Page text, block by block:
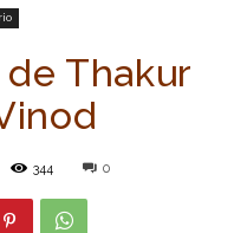
Thakur
344 0